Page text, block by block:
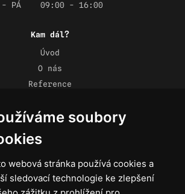
soubory
webová stránka používá cookies a
sledovací technologie ke zlepšení
- PÁ 09:00 - 16:00
Kam dál?
Úvod
O nás
Reference
Kontakt
Obchodní podmínky
ochrany osobních údajů